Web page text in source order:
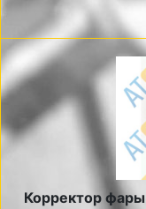
Корректор фары